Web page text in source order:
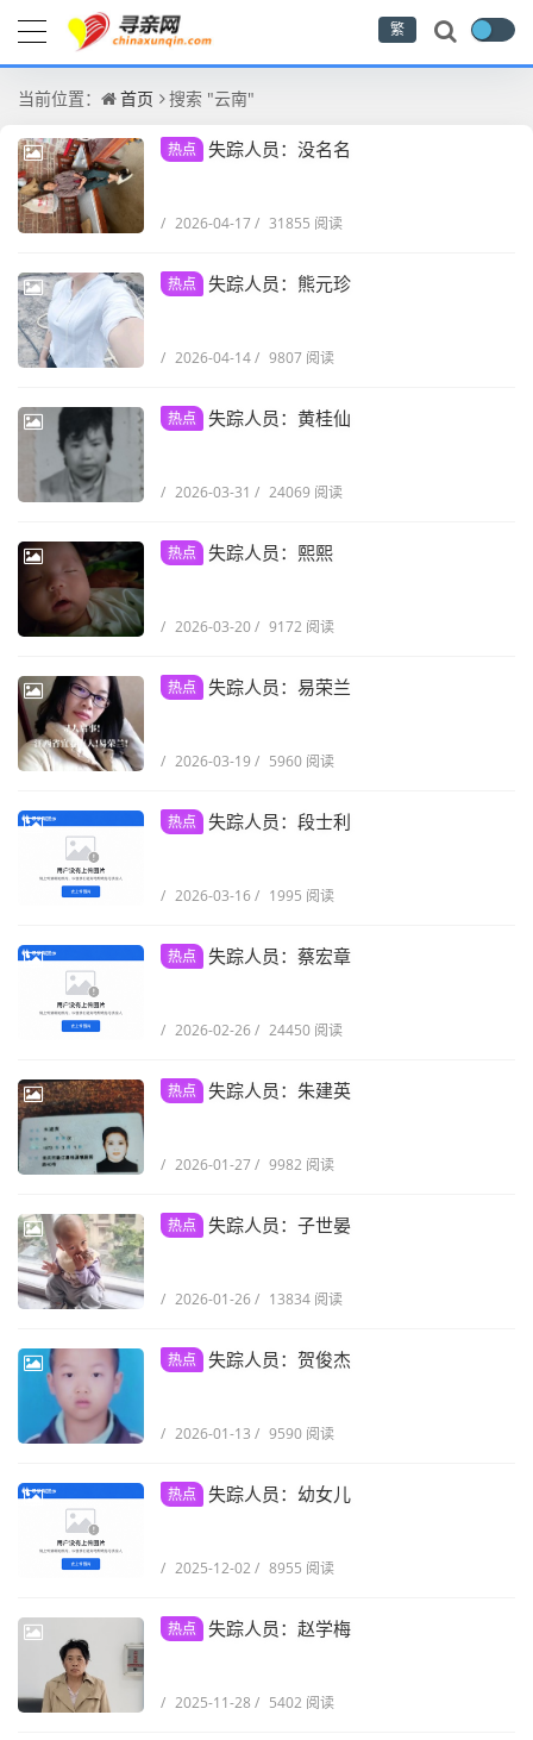
繁
当前位置： 首页 搜索 "云南"
热点 失踪人员：没名名
/ 2026-04-17/ 31855 阅读
热点 失踪人员：熊元珍
/ 2026-04-14/ 9807 阅读
热点 失踪人员：黄桂仙
/ 2026-03-31 / 24069 阅读
热点 失踪人员：熙熙
/ 2026-03-20/ 9172 阅读
热点 失踪人员：易荣兰
/ 2026-03-19 / 5960 阅读
热点 失踪人员：段士利
/ 2026-03-16/ 1995 阅读
热点 失踪人员：蔡宏章
/ 2026-02-26/ 24450 阅读
热点 失踪人员：朱建英
/ 2026-01-27/ 9982 阅读
热点 失踪人员：子世晏
/ 2026-01-26/ 13834 阅读
热点 失踪人员：贺俊杰
/ 2026-01-13 / 9590 阅读
热点 失踪人员：幼女儿
/ 2025-12-02 / 8955 阅读
热点 失踪人员：赵学梅
/ 2025-11-28 / 5402 阅读